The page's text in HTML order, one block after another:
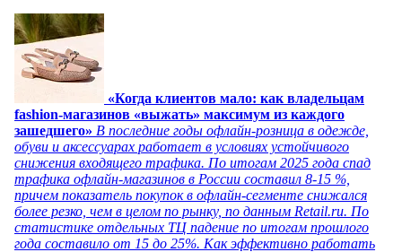
«Когда клиентов мало: как владельцам
fashion-магазинов «выжать» максимум из каждого
зашедшего» В последние годы офлайн-розница в одежде,
обуви и аксессуарах работает в условиях устойчивого
снижения входящего трафика. По итогам 2025 года спад
трафика офлайн-магазинов в России составил 8-15 %,
причем показатель покупок в офлайн-сегменте снижался
более резко, чем в целом по рынку, по данным Retail.ru. По
статистике отдельных ТЦ падение по итогам прошлого
года составило от 15 до 25%. Как эффективно работать